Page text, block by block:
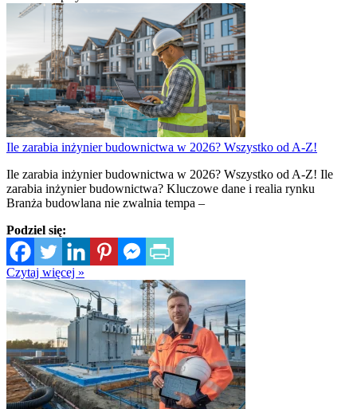
Ile zarabia inżynier budownictwa w 2026? Wszystko od A-Z!
Ile zarabia inżynier budownictwa w 2026? Wszystko od A-Z! Ile
zarabia inżynier budownictwa? Kluczowe dane i realia rynku
Branża budowlana nie zwalnia tempa –
Podziel się:
Czytaj więcej »